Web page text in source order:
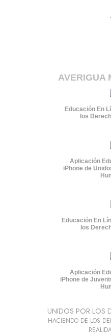
AVERIGUA
Educación En
los
Aplicación
iPhone de
Educación En
los
Aplicación
iPhone de
UNIDOS POR LOS
HACIENDO DE LOS